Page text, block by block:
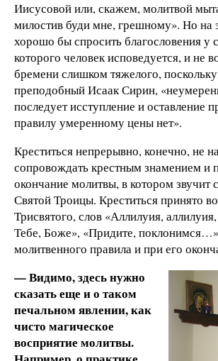
Иисусовой или, скажем, молитвой
милостив буди мне, грешному». Но на
хорошо бы спросить благословения у
которого человек исповедуется, и не
бремени слишком тяжелого,
преподобный Исаак Сирин,
последует исступление и оставление
правилу умеренному цены нет».
Креститься непрерывно, конечно, не
сопровождать крестным знамением и
окончание молитвы, в котором звучит
Святой Троицы. Креститься принято
Трисвятого, слов «Аллилуия,
Тебе, Боже», «Придите,
молитвенного правила и при его
— Видимо, здесь нужно
сказать еще и о таком
печальном явлении, как
чисто магическое
восприятие молитвы.